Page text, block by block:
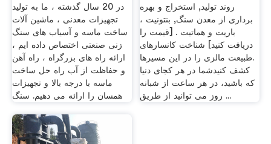
در 20 سال گذشته ، ما به تولید
تجهیزات معدنی ، ماشین آلات
ساخت ماسه و آسیاب های سنگ
زنی صنعتی اختصاص داده ایم ،
ارائه راه های بزرگراه ، راه آهن
و حفاظت از آب راه حل ساخت
ماسه با درجه بالا و تجهیزات
همسان را ارائه می دهیم. سنگ
روند تولید, استخراج و بهره
برداری از معدن سنگ, بنتونیت ،
باریت و هماتیت . [قیمت را
دریافت کنید] شناخت کانسارهای
.طبیعت مالزی را در این مسیرها
کشف کنیدشما در هر کجای دنیا
که باشید، در هر ساعت از شبانه
روز می توانید از طریق ...